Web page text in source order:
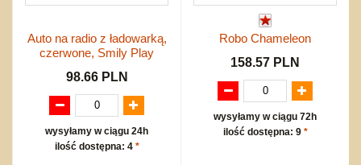
Auto na radio z ładowarką,
czerwone, Smily Play
98.66 PLN
wysyłamy w ciągu 24h
ilość dostępna: 4 *
Robo Chameleon
158.57 PLN
wysyłamy w ciągu 72h
ilość dostępna: 9 *